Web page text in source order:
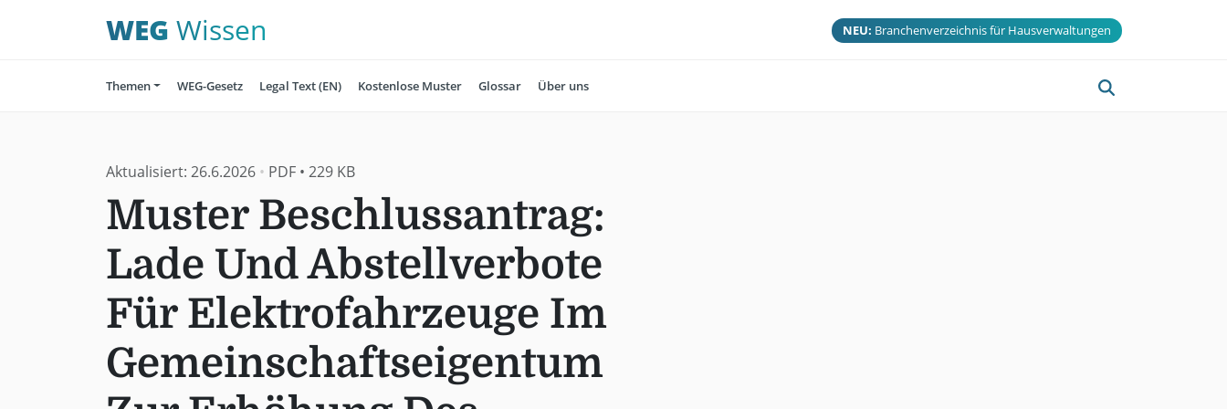
WEG Wissen NEU: Branchenverzeichnis für Hausverwaltungen
Themen WEG-Gesetz Legal Text (EN) Kostenlose Muster Glossar Über uns
Aktualisiert: 26.6.2026• PDF• 229 KB
Muster Beschlussantrag:
Lade Und Abstellverbote
Für Elektrofahrzeuge Im
Gemeinschaftseigentum